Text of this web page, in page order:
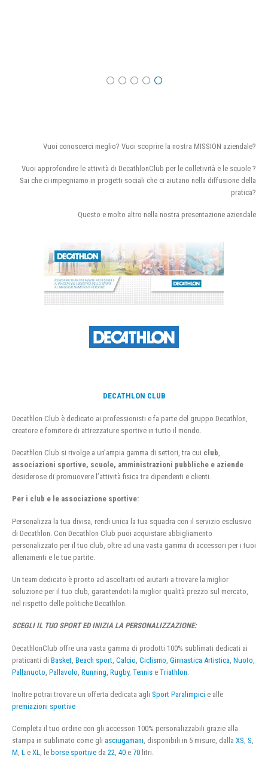
Vuoi conoscerci meglio? Vuoi scoprire la nostra MISSION aziendale?
Vuoi approfondire le attività di DecathlonClub per le colletività e le scuole ?
Sai che ci impegniamo in progetti sociali che ci aiutano nella diffusione della
pratica?
Questo e molto altro nella nostra presentazione aziendale
DECATHLON CLUB
Decathlon Club è dedicato ai professionisti e fa parte del gruppo Decathlon,
creatore e fornitore di attrezzature sportive in tutto il mondo.
Decathlon Club si rivolge a un’ampia gamma di settori, tra cui club
associazioni sportive, scuole, amministrazioni pubbliche e aziende
desiderose di promuovere l’attività fisica tra dipendenti e clienti.
Per i club e le associazione sportive:
Personalizza la tua divisa, rendi unica la tua squadra con il servizio esclusivo
di Decathlon. Con Decathlon Club puoi acquistare abbigliamento
personalizzato per il tuo club, oltre ad una vasta gamma di accessori per i tuoi
allenamenti e le tue partite.
Un team dedicato è pronto ad ascoltarti ed aiutarti a trovare la miglior
soluzione per il tuo club, garantendoti la miglior qualità prezzo sul mercato,
nel rispetto delle politiche Decathlon.
SCEGLI IL TUO SPORT ED INIZIA LA PERSONALIZZAZIONE:
DecathlonClub offre una vasta gamma di prodotti 100% sublimati dedicati ai
praticanti di Basket Beach sport Calcio Ciclismo Ginnastica Artistica Nuoto
Pallanuoto Pallavolo Running Rugby, Tennis e Triathlon
Inoltre potrai trovare un offerta dedicata agli Sport Paralimpici e alle
premiazioni sportive
Completa il tuo ordine con gli accessori 100% personalizzabili grazie alla
stampa in sublimato come gli asciugamani, disponibili in 5 misure, dalla XS, S,
M, L e XL, le borse sportive da 22, 40 e 70 litri.